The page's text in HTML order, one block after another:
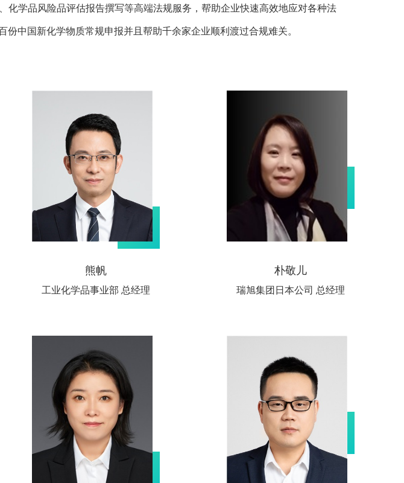
学品风险品评估报告撰写等高端法规服务，帮助企业快速高效地应对各种法
中国新化学物质常规申报并且帮助千余家企业顺利渡过合规难关。
熊帆
工业化学品事业部 总经理
朴敬儿
瑞旭集团日本公司 总经理